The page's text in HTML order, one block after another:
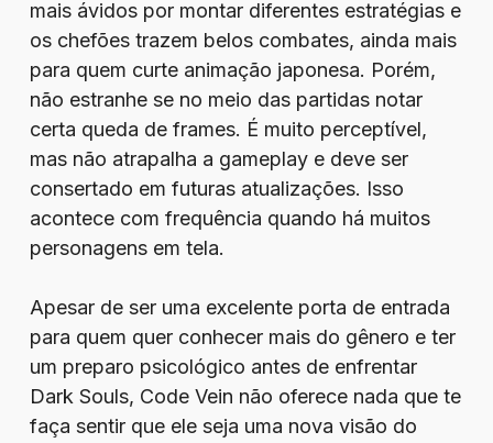
mais ávidos por montar diferentes estratégias e
os chefões trazem belos combates, ainda mais
para quem curte animação japonesa. Porém,
não estranhe se no meio das partidas notar
certa queda de frames. É muito perceptível,
mas não atrapalha a gameplay e deve ser
consertado em futuras atualizações. Isso
acontece com frequência quando há muitos
personagens em tela.
Apesar de ser uma excelente porta de entrada
para quem quer conhecer mais do gênero e ter
um preparo psicológico antes de enfrentar
Dark Souls, Code Vein não oferece nada que te
faça sentir que ele seja uma nova visão do